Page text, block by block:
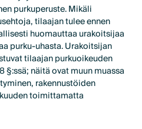
purkuperuste. Mikäli
tilaajan tulee ennen
huomauttaa urakoitsijaa
purku-uhasta. Urakoitsijan
tilaajan purkuoikeuden
§:ssä; näitä ovat muun muassa
rakennustöiden
toimittamatta